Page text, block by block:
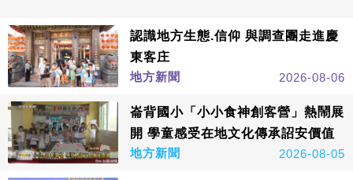
認識地方生態.信仰 與調查團走進慶
東客庄
地方新聞
2026-08-06
崙背國小「小小食神創客營」熱鬧展
開 學童感受在地文化傳承詔安價值
地方新聞
2026-08-05